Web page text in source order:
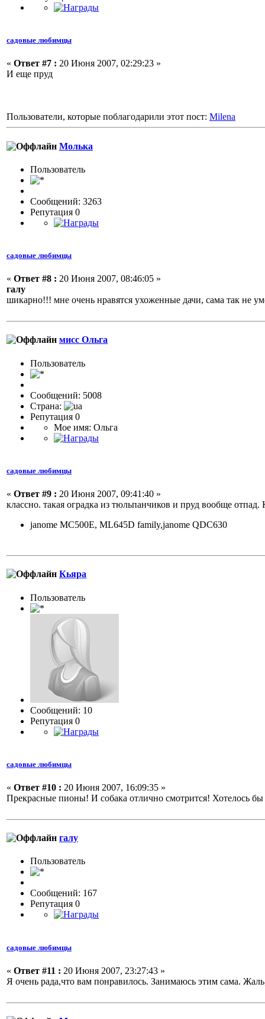
садовые любимцы
« Ответ #7 : 20 Июня 2007, 02:29:23 »
И еще пруд
Пользователи, которые поблагодарили этот пост: Milena
Молька
Пользовaтeль
Сообщений: 3263
Репутация 0
садовые любимцы
« Ответ #8 : 20 Июня 2007, 08:46:05 »
галу
шикарно!!! мне очень нравятся ухоженные дачи, сама так не
мисс Ольга
Пользовaтeль
Сообщений: 5008
Страна:
Репутация 0
Мое имя: Ольга
садовые любимцы
« Ответ #9 : 20 Июня 2007, 09:41:40 »
классно. такая оградка из тюльпанчиков и пруд вообще отпад.
janome MC500E, ML645D family,janome QDC630
Кьяра
Пользоватeль
Сообщений: 10
Репутация 0
садовые любимцы
« Ответ #10 : 20 Июня 2007, 16:09:35 »
Прекрасные пионы! И собака отлично смотрится! Хотелось бы
галу
Пользовaтeль
Сообщений: 167
Репутация 0
садовые любимцы
« Ответ #11 : 20 Июня 2007, 23:27:43 »
Я очень рада,что вам понравилось. Занимаюсь этим сама.